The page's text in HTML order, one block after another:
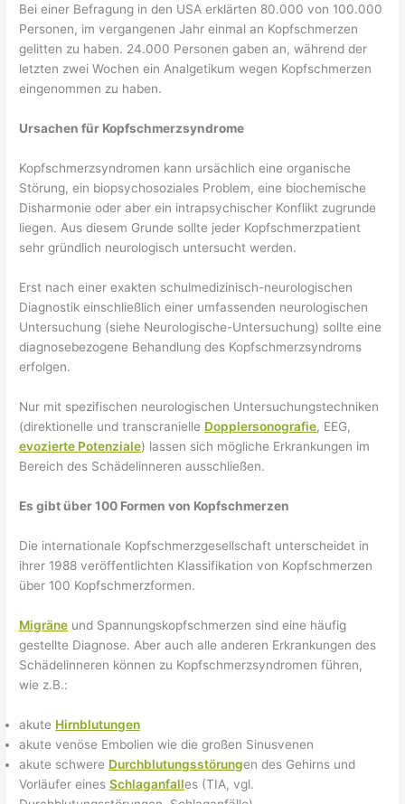
Bei einer Befragung in den USA erklärten 80.000 von 100.000
Personen, im vergangenen Jahr einmal an Kopfschmerzen
gelitten zu haben. 24.000 Personen gaben an, während der
letzten zwei Wochen ein Analgetikum wegen Kopfschmerzen
eingenommen zu haben.
Ursachen für Kopfschmerzsyndrome
Kopfschmerzsyndromen kann ursächlich eine organische
Störung, ein biopsychosoziales Problem, eine biochemische
Disharmonie oder aber ein intrapsychischer Konflikt zugrunde
liegen. Aus diesem Grunde sollte jeder Kopfschmerzpatient
sehr gründlich neurologisch untersucht werden.
Erst nach einer exakten schulmedizinisch-neurologischen
Diagnostik einschließlich einer umfassenden neurologischen
Untersuchung (siehe Neurologische-Untersuchung) sollte eine
diagnosebezogene Behandlung des Kopfschmerzsyndroms
erfolgen.
Nur mit spezifischen neurologischen Untersuchungstechniken
(direktionelle und transcranielle Dopplersonografie, EEG,
evozierte Potenziale) lassen sich mögliche Erkrankungen im
Bereich des Schädelinneren ausschließen.
Es gibt über 100 Formen von Kopfschmerzen
Die internationale Kopfschmerzgesellschaft unterscheidet in
ihrer 1988 veröffentlichten Klassifikation von Kopfschmerzen
über 100 Kopfschmerzformen.
Migräne und Spannungskopfschmerzen sind eine häufig
gestellte Diagnose. Aber auch alle anderen Erkrankungen des
Schädelinneren können zu Kopfschmerzsyndromen führen,
wie z.B.:
akute Hirnblutungen
akute venöse Embolien wie die großen Sinusvenen
akute schwere Durchblutungsstörungen des Gehirns und
Vorläufer einesSchlaganfalles (TIA, vgl.